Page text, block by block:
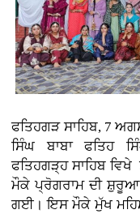
ਫਤਿਹਗੜ ਸਾਹਿਬ, 7
ਸਿੰਘ ਬਾਬਾ ਫਤਿਹ
ਫਤਿਹਗੜ੍ਹ ਸਾਹਿਬ
ਮੌਕੇ ਪ੍ਰੋਗਰਾਮ ਦੀ
ਗਈ। ਇਸ ਮੌਕੇ ਮੁੱਖ